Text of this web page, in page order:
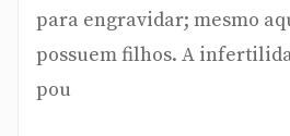
para engravidar; mesmo
possuem filhos. A
pou